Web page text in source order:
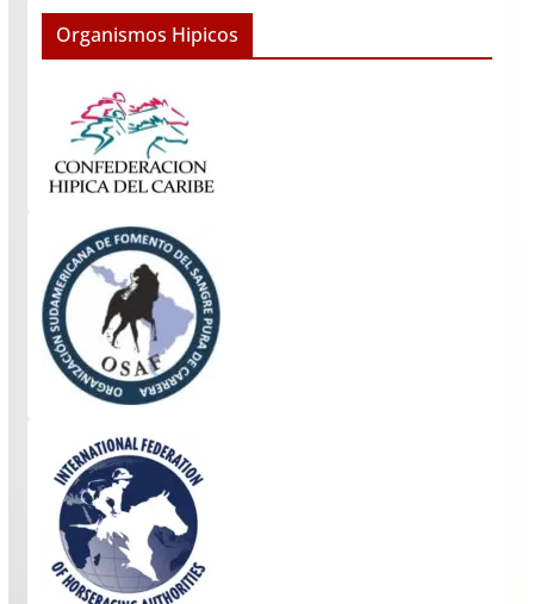
Organismos Hipicos